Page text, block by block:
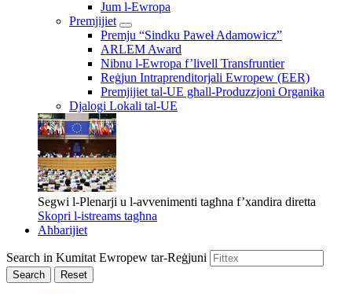
Jum l-Ewropa
Premjijiet
Premju “Sindku Paweł Adamowicz”
ARLEM Award
Nibnu l-Ewropa f’livell Transfruntier
Reġjun Intraprenditorjali Ewropew (EER)
Premjijiet tal-UE għall-Produzzjoni Organika
Djalogi Lokali tal-UE
Segwi l-Plenarji u l-avvenimenti tagħna f’xandira diretta
Skopri l-istreams tagħna
Aħbarijiet
Search in Kumitat Ewropew tar-Reġjuni
Search Reset